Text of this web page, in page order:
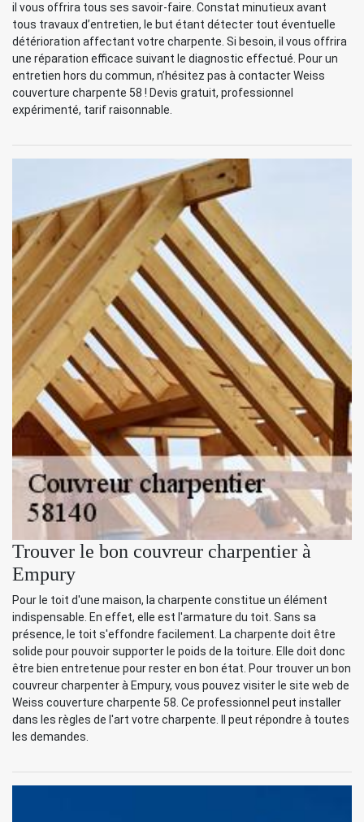
il vous offrira tous ses savoir-faire. Constat minutieux avant
tous travaux d’entretien, le but étant détecter tout éventuelle
détérioration affectant votre charpente. Si besoin, il vous offrira
une réparation efficace suivant le diagnostic effectué. Pour un
entretien hors du commun, n’hésitez pas à contacter Weiss
couverture charpente 58 ! Devis gratuit, professionnel
expérimenté, tarif raisonnable.
Trouver le bon couvreur charpentier à
Empury
Pour le toit d'une maison, la charpente constitue un élément
indispensable. En effet, elle est l'armature du toit. Sans sa
présence, le toit s'effondre facilement. La charpente doit être
solide pour pouvoir supporter le poids de la toiture. Elle doit donc
être bien entretenue pour rester en bon état. Pour trouver un bon
couvreur charpenter à Empury, vous pouvez visiter le site web de
Weiss couverture charpente 58. Ce professionnel peut installer
dans les règles de l'art votre charpente. Il peut répondre à toutes
les demandes.